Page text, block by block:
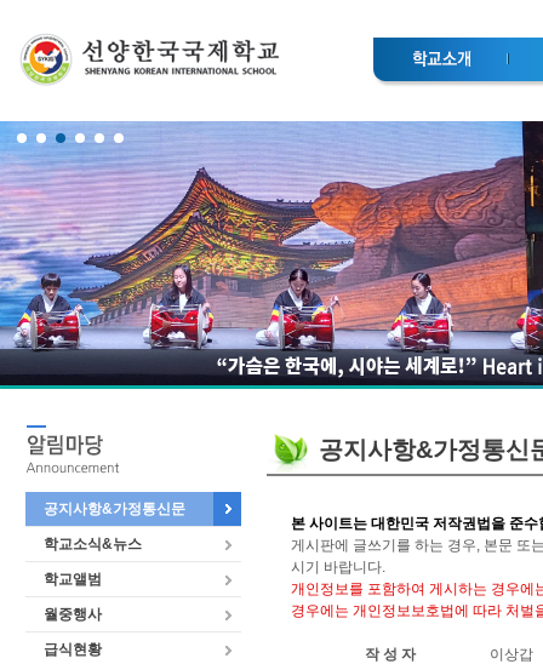
공지사항&가정통신문
학교소식&뉴스
학교앨범
월중행사
급식현황
공지사항&가정통신
본 사이트는 대한민국 저작권법을 준수
게시판에 글쓰기를 하는 경우, 본문 또
시기 바랍니다.
개인정보를 포함하여 게시하는 경우에
경우에는 개인정보보호법에 따라 처벌
작 성 자
이상갑